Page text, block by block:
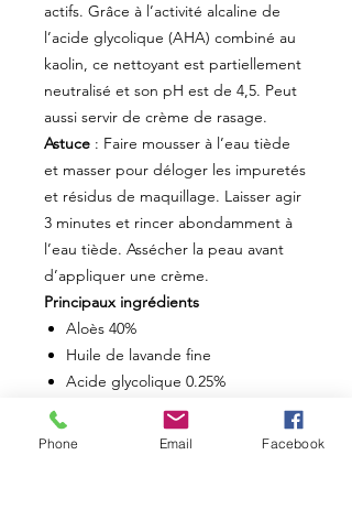
actifs. Grâce à l’activité alcaline de
l’acide glycolique (AHA) combiné au
kaolin, ce nettoyant est partiellement
neutralisé et son pH est de 4,5. Peut
aussi servir de crème de rasage.
Astuce : Faire mousser à l’eau tiède
et masser pour déloger les impuretés
et résidus de maquillage. Laisser agir
3 minutes et rincer abondamment à
l’eau tiède. Assécher la peau avant
d’appliquer une crème.
Principaux ingrédients
Aloès 40%
Huile de lavande fine
Acide glycolique 0.25%
Kaolin
Phone Email Facebook